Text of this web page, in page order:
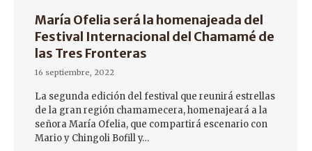
María Ofelia será la homenajeada del
Festival Internacional del Chamamé de
las Tres Fronteras
16 septiembre, 2022
La segunda edición del festival que reunirá estrellas
de la gran región chamamecera, homenajeará a la
señora María Ofelia, que compartirá escenario con
Mario y Chingoli Bofill y…